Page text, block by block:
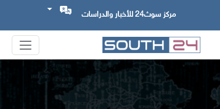
مركز سوث24 للأخبار والدراسات